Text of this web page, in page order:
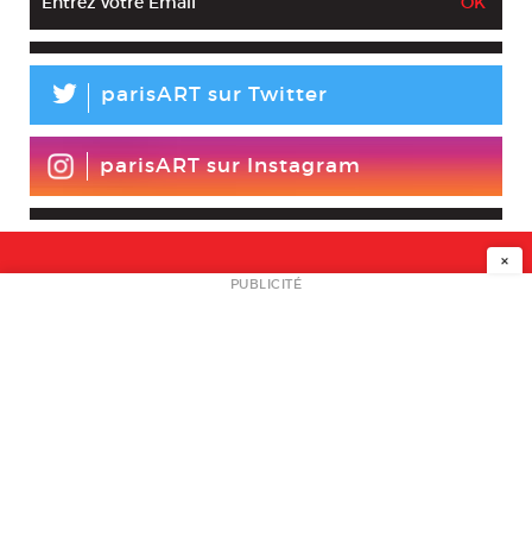
L parisART sur Twitter
parisART sur Instagram
NEWSLETTER
×
PUBLICITÉ